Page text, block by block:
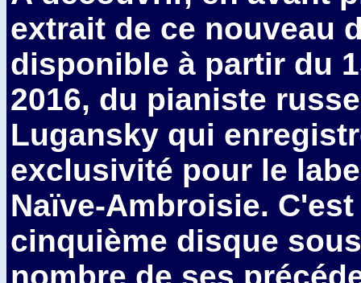
extrait de ce nouveau
disponible à partir du
2016, du pianiste
Lugansky qui
exclusivité pour le
Naïve-Ambroisie.
cinquième disque
nombre de ses